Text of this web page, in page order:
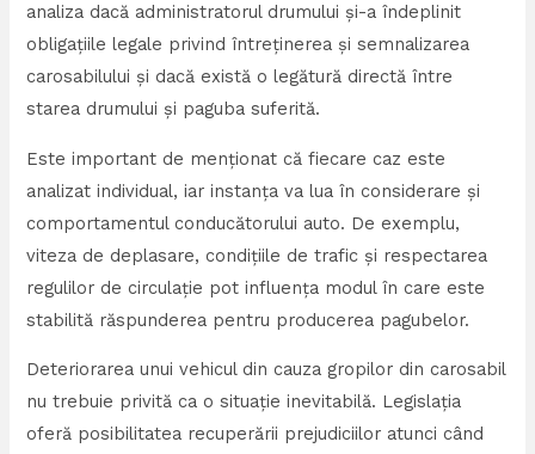
analiza dacă administratorul drumului și-a îndeplinit
obligațiile legale privind întreținerea și semnalizarea
carosabilului și dacă există o legătură directă între
starea drumului și paguba suferită.
Este important de menționat că fiecare caz este
analizat individual, iar instanța va lua în considerare și
comportamentul conducătorului auto. De exemplu,
viteza de deplasare, condițiile de trafic și respectarea
regulilor de circulație pot influența modul în care este
stabilită răspunderea pentru producerea pagubelor.
Deteriorarea unui vehicul din cauza gropilor din carosabil
nu trebuie privită ca o situație inevitabilă. Legislația
oferă posibilitatea recuperării prejudiciilor atunci când